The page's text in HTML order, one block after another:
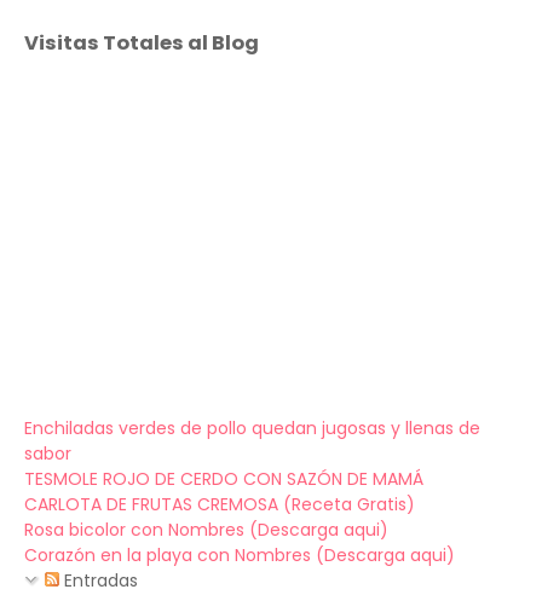
Visitas Totales al Blog
Enchiladas verdes de pollo quedan jugosas y llenas de
sabor
TESMOLE ROJO DE CERDO CON SAZÓN DE MAMÁ
CARLOTA DE FRUTAS CREMOSA (Receta Gratis)
Rosa bicolor con Nombres (Descarga aqui)
Corazón en la playa con Nombres (Descarga aqui)
Entradas